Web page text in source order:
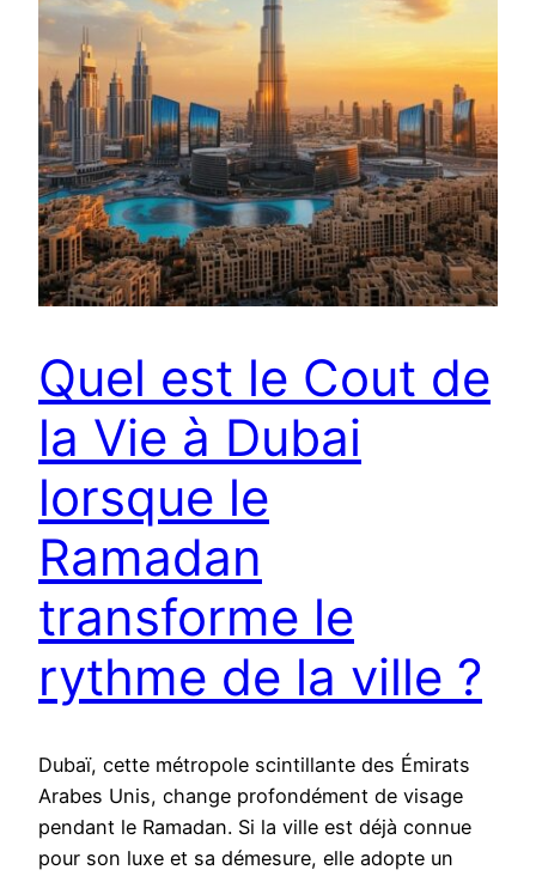
Quel est le Cout de
la Vie à Dubai
lorsque le
Ramadan
transforme le
rythme de la ville ?
Dubaï, cette métropole scintillante des Émirats
Arabes Unis, change profondément de visage
pendant le Ramadan. Si la ville est déjà connue
pour son luxe et sa démesure, elle adopte un